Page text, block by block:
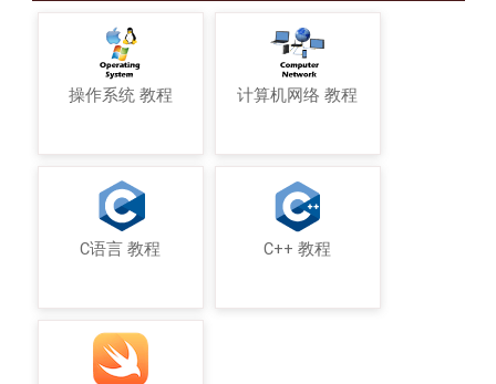
操作系统 教程 计算机网络 教程
C语言 教程 C++ 教程